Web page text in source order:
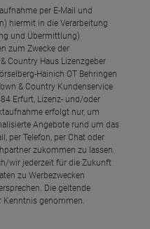
per E-Mail und
hiermit in die Verarbeitung
und Übermittlung)
zum Zwecke der
Country Haus Lizenzgeber
Hainich OT Behringen
& Country Kundenservice
Erfurt, Lizenz- und/oder
erfolgt nur, um
Angebote rund um das
per Telefon, per Chat oder
zukommen zu lassen.
wir jederzeit für die Zukunft
zu Werbezwecken
Die geltende
Kenntnis genommen.